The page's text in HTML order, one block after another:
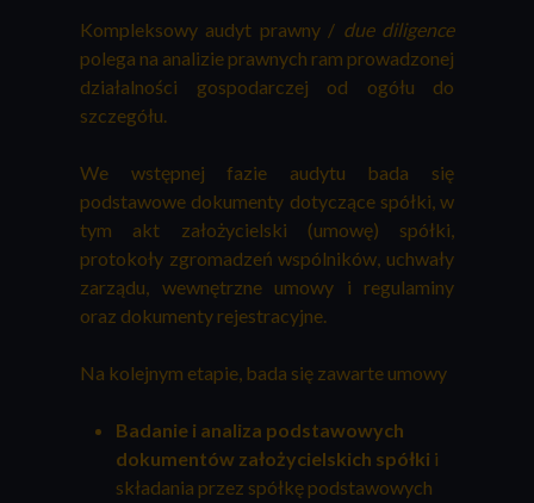
Kompleksowy audyt prawny / due diligence
polega na analizie prawnych ram prowadzonej
działalności gospodarczej od ogółu do
szczegółu.
We wstępnej fazie audytu bada się
podstawowe dokumenty dotyczące spółki, w
tym akt założycielski (umowę) spółki,
protokoły zgromadzeń wspólników, uchwały
zarządu, wewnętrzne umowy i regulaminy
oraz dokumenty rejestracyjne.
Na kolejnym etapie, bada się zawarte umowy
Badanie i analiza podstawowych
dokumentów założycielskich spółki i
składania przez spółkę podstawowych